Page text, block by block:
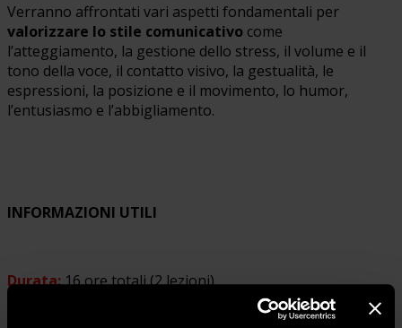
Verranno affrontati vari aspetti fondamentali per
valorizzare lo stile comunicativo come
l’atteggiamento, la gestione dello stress, il volume e il
tono della voce, il contatto visivo, la gestualità, le
espressioni, la posizione e il movimento, lo humor,
l’entusiasmo e l’abbigliamento.
INFORMAZIONI UTILI
Durata:16 ore totali (2 lezioni)